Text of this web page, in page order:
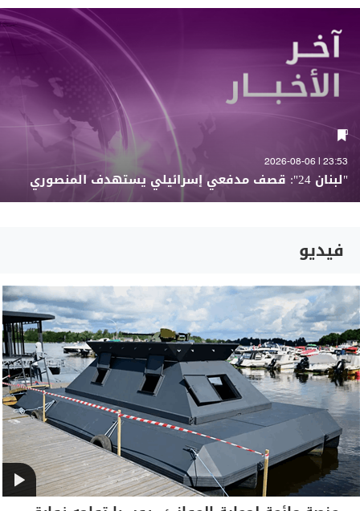
23:53 | 2026-08-06
"لبنان 24": قصف مدفعي إسرائيلي يستهدف المنصوري
فيديو